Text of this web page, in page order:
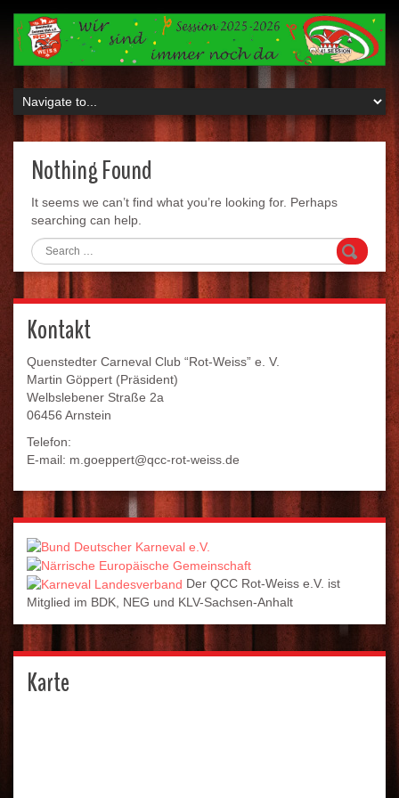
Nothing Found
It seems we can’t find what you’re looking for. Perhaps
searching can help.
Search
Kontakt
Quenstedter Carneval Club “Rot-Weiss” e. V.
Martin Göppert (Präsident)
Welbslebener Straße 2a
06456 Arnstein
Telefon:
E-mail: m.goeppert@qcc-rot-weiss.de
Der QCC Rot-Weiss e.V. ist
Mitglied im BDK, NEG und KLV-Sachsen-Anhalt
Karte